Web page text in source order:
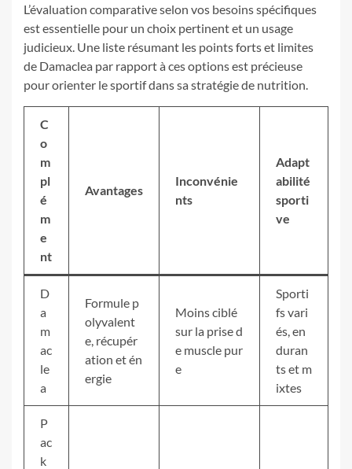
L’évaluation comparative selon vos besoins spécifiques
est essentielle pour un choix pertinent et un usage
judicieux. Une liste résumant les points forts et limites
de Damaclea par rapport à ces options est précieuse
pour orienter le sportif dans sa stratégie de nutrition.
C
o
m
pl
é
m
e
nt
Avantages
Inconvénie
nts
Adapt
abilité
sporti
ve
D
a
m
ac
le
a
Formule p
olyvalent
e, récupér
ation et én
ergie
Moins ciblé
sur la prise d
e muscle pur
e
Sporti
fs vari
és, en
duran
ts et m
ixtes
P
ac
k